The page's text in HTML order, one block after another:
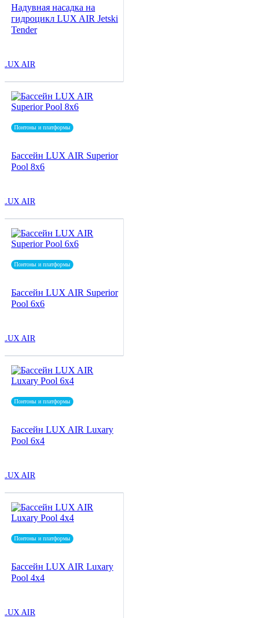
Надувная насадка на
гидроцикл LUX AIR Jetski
Tender
LUX AIR
Понтоны и платформы
Бассейн LUX AIR Superior
Pool 8x6
LUX AIR
Понтоны и платформы
Бассейн LUX AIR Superior
Pool 6x6
LUX AIR
Понтоны и платформы
Бассейн LUX AIR Luxary
Pool 6x4
LUX AIR
Понтоны и платформы
Бассейн LUX AIR Luxary
Pool 4x4
LUX AIR